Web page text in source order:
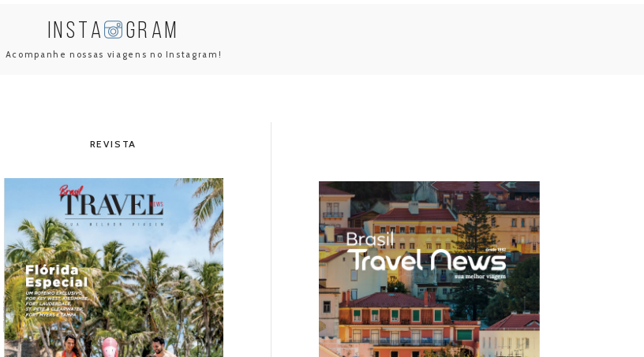
INSTA GRAM
Acompanhe nossas viagens no Instagram!
REVISTA